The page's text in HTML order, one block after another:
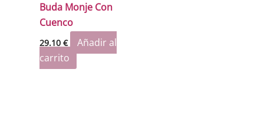
Buda Monje Con
Cuenco
29.10€
Añadir al
carrito